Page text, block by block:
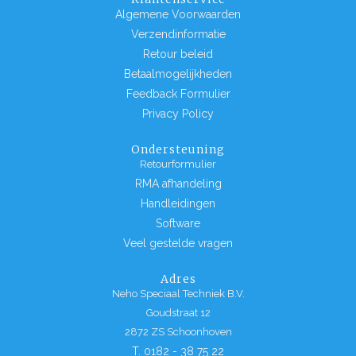
Algemene Voorwaarden
Verzendinformatie
Retour beleid
Betaalmogelijkheden
Feedback Formulier
Privacy Policy
Ondersteuning
Retourformulier
RMA afhandeling
Handleidingen
Software
Veel gestelde vragen
Adres
Neho Speciaal Techniek B.V.
Goudstraat 12
2872 ZS Schoonhoven
T. 0182 - 38 75 22